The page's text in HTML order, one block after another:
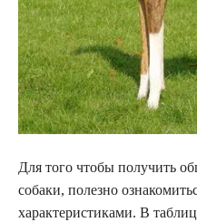
Для того чтобы получить
собаки, полезно
характеристиками. В